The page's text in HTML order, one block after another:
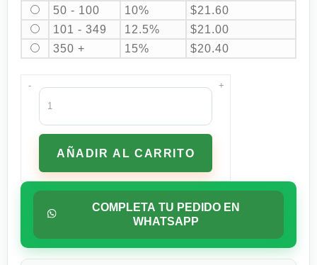
50 - 100
10% $21.60
101 - 349
12.5% $21.00
350 +
15% $20.40
-
Salsa
Zaaschila
De
Chile
Árbol
265
cantidad
AÑADIR AL CARRITO
+
COMPLETA TU PEDIDO EN
WHATSAPP